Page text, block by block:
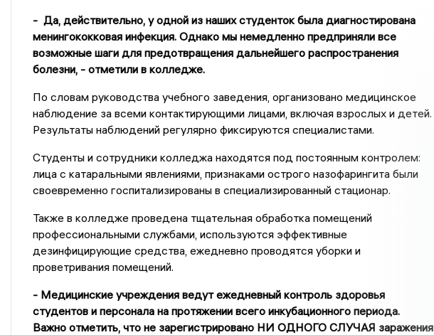
- Да, действительно, у одной из наших студенток была диагностирована
менингококковая инфекция. Однако мы немедленно предприняли все
возможные шаги для предотвращения дальнейшего распространения
болезни, - отметили в колледже.
По словам руководства учебного заведения, организовано медицинское
наблюдение за всеми контактирующими лицами, включая взрослых и детей.
Результаты наблюдений регулярно фиксируются специалистами.
Студенты и сотрудники колледжа находятся под постоянным контролем:
лица с катаральными явлениями, признаками острого назофарингита были
своевременно госпитализированы в специализированный стационар.
Также в колледже проведена тщательная обработка помещений
профессиональными службами, используются эффективные
дезинфицирующие средства, ежедневно проводятся уборки и
проветривания помещений.
- Медицинские учреждения ведут ежедневный контроль здоровья
студентов и персонала на протяжении всего инкубационного периода.
Важно отметить, что не зарегистрировано НИ ОДНОГО СЛУЧАЯ заражения